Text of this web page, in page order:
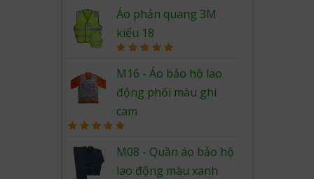
out of 5
Áo phản quang 3M
kiểu 18
out of 5
M16 - Áo bảo hộ lao
động phối màu ghi
cam
out of 5
M08 - Quần áo bảo hộ
lao động màu xanh